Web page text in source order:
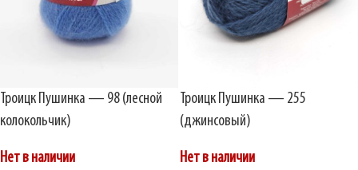
Троицк Пушинка — 98 (лесной
колокольчик)
Нет в наличии
Троицк Пушинка — 255
(джинсовый)
Нет в наличии